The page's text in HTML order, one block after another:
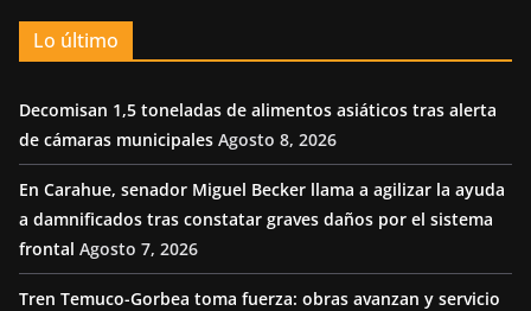
Lo último
Decomisan 1,5 toneladas de alimentos asiáticos tras alerta
de cámaras municipales Agosto 8, 2026
En Carahue, senador Miguel Becker llama a agilizar la ayuda
a damnificados tras constatar graves daños por el sistema
frontal Agosto 7, 2026
Tren Temuco-Gorbea toma fuerza: obras avanzan y servicio